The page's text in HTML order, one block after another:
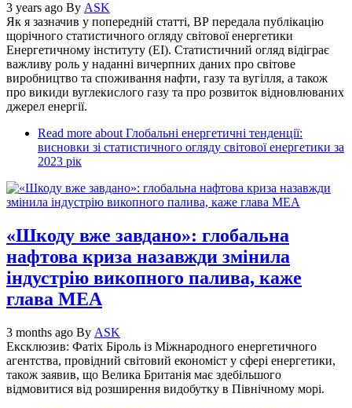
3 years ago By ASK
Як я зазначив у попередній статті, ВР передала публікацію
щорічного статистичного огляду світової енергетики
Енергетичному інституту (EI). Статистичний огляд відіграє
важливу роль у наданні вичерпних даних про світове
виробництво та споживання нафти, газу та вугілля, а також
про викиди вуглекислого газу та про розвиток відновлюваних
джерел енергії.
Read more about Глобальні енергетичні тенденції:
висновки зі статистичного огляду світової енергетики за
2023 рік
«Шкоду вже завдано»: глобальна
нафтова криза назавжди змінила
індустрію викопного палива, каже
глава МЕА
3 months ago By ASK
Ексклюзив: Фатіх Біроль із Міжнародного енергетичного
агентства, провідний світовий економіст у сфері енергетики,
також заявив, що Велика Британія має здебільшого
відмовитися від розширення видобутку в Північному морі.